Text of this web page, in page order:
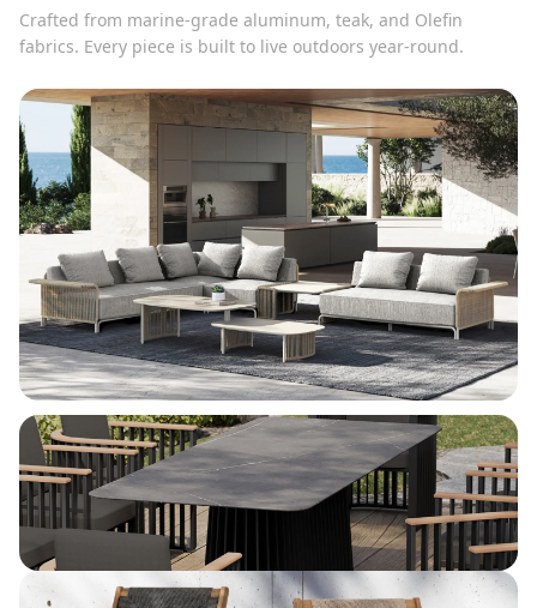
Crafted from marine-grade aluminum, teak, and Olefin
fabrics. Every piece is built to live outdoors year-round.